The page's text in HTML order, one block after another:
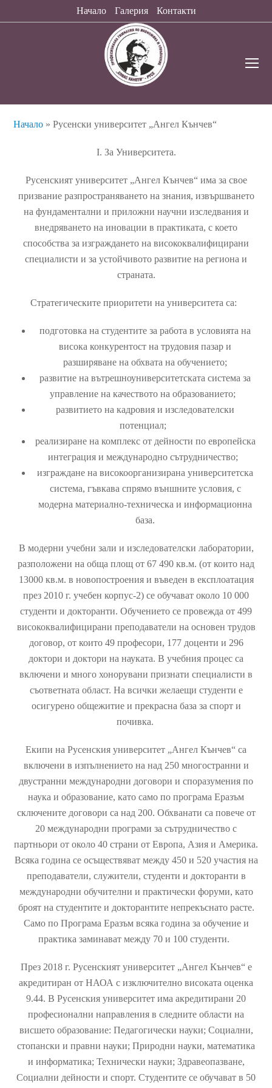
Начало Галерия Контакти
Начало »Русенски университет „Ангел Кънчев“
І. За Университета.
​​​​​​​​​​​​​​Русенският университет „Ангел Кънчев“ има за свое
призвание разпространяването на знания, извършването
на фундаментални и приложни научни изследвания и
внедряването на иновации в практиката, с което
способства за изграждането на висококвалифицирани
специалисти и за устойчивото развитие на региона и
страната.
Стратегическите приоритети на университета са: ​
подготовка на студентите за работа в условията на
висока конкурентост на трудовия пазар и
разширяване на обхвата на об​​учението;
развитие на вътрешноуниверситетската система за
управление на качеството на образованието;
развити​ето на кадровия ​и изследователски
потенциал;
реализиране на комплекс от дейности по европейска
интеграция и международно сътрудничество;
изграждане на високоорганизирана университетска
система, гъвкава спрямо външните условия, с
модерна материално-техническа и информационна
база.
​В модерни учебни зали и изследователски лаборатории,
разположени на обща площ от 67 490 кв.м. (от които над
13000 кв.м. в новопостроения и въведен в експлоатация
през 2010 г. учебен корпус-2) се обучават около 10 000
студенти и докторанти. Обучението се провежда от 499
висококвалифицирани преподаватели на основен трудов
договор, от които 49 професори, 177 доценти и 296
доктори и доктори на науката. В учебния процес са
включени и много хонорувани признати специалисти в
съответната област. На всички желаещи студенти е
осигурено общежитие и прекрасна база за спорт и
почивка.
Eкипи на Русенския университет „Ангел Кънчев“ са
включени в изпълнението на над 250 многостранни и
двустранни международни договори и споразумения по
наука и образование, като само по програма Еразъм
сключените договори са над 200. Обхванати са повече от
20 международни програми за сътрудничество с
партньори от около 40 страни от Европа, Азия и Америка.
Всяка година се осъществяват между 450 и 520 участия на
преподаватели, служители, студенти и докторанти в
международни обучителни и практически форуми, като
броят на студентите и докторантите непрекъснато расте.
Само по Програма Еразъм всяка година за обучение и
практика заминават между 70 и 100 студенти. ​​
През 2018 г. Русенският университет „Ангел Кънчев“ е
акредитиран от НАОА с изключително високата оценка
9.44. В Русенския университет има акредитирани 20
професионални направления в следните области на
висшето образование: Педагогически науки; Социални,
стопански и правни науки; Природни науки, математика
и информатика; Технически науки; Здравеопазване,
Социални дейности и спорт. Студентите се обучават в 50